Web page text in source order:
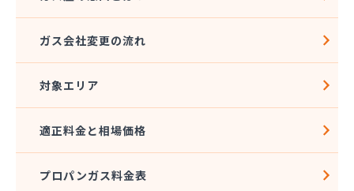
株式会社菊泉
株式会社県民ガス保安センター
株式会社高圧容器検査所
株式会社篠田商店
株式会社小野里商店 佐野営業所
株式会社瀬尾本店
ガス会社変更の流れ
対象エリア
適正料金と相場価格
プロパンガス料金表